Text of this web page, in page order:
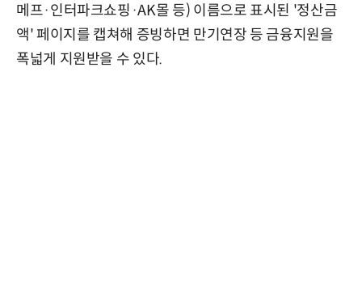
메프·인터파크쇼핑·AK몰 등) 이름으로 표시된 '정산금
액' 페이지를 캡쳐해 증빙하면 만기연장 등 금융지원을
폭넓게 지원받을 수 있다.